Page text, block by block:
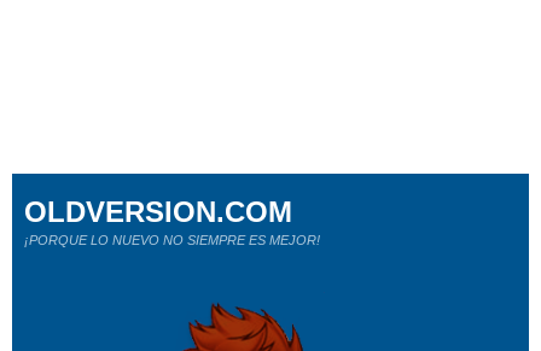
OLDVERSION.COM
¡PORQUE LO NUEVO NO SIEMPRE ES MEJOR!